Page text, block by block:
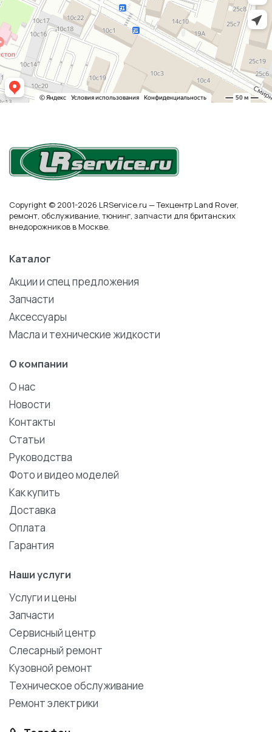
Copyright © 2001-2026 LRService.ru — Техцентр Land Rover,
ремонт, обслуживание, тюнинг, запчасти для британских
внедорожников в Москве.
Каталог
Акции и спец предложения
Запчасти
Аксессуары
Масла и технические жидкости
О компании
О нас
Новости
Контакты
Статьи
Руководства
Фото и видео моделей
Как купить
Доставка
Оплата
Гарантия
Наши услуги
Услуги и цены
Запчасти
Сервисный центр
Слесарный ремонт
Кузовной ремонт
Техническое обслуживание
Ремонт электрики